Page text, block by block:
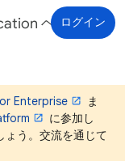
ヘルプログイン
Enterprise
ま
に参加し
ょう。交流を通じて